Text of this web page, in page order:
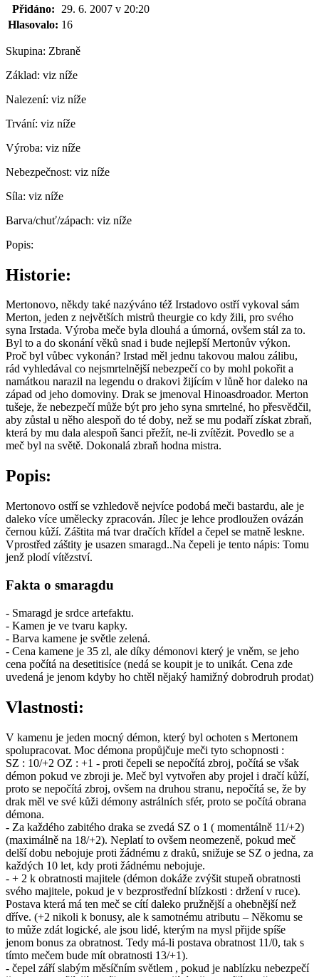
Přidáno:
29. 6. 2007 v 20:20
Hlasovalo: 16
Skupina: Zbraně
Základ: viz níže
Nalezení: viz níže
Trvání: viz níže
Výroba: viz níže
Nebezpečnost: viz níže
Síla: viz níže
Barva/chuť/zápach: viz níže
Popis:
Historie:
Mertonovo, někdy také nazýváno též Irstadovo ostří vykoval sám
Merton, jeden z největších mistrů theurgie co kdy žili, pro svého
syna Irstada. Výroba meče byla dlouhá a úmorná, ovšem stál za to.
Byl to a do skonání věků snad i bude nejlepší Mertonův výkon.
Proč byl vůbec vykonán? Irstad měl jednu takovou malou zálibu,
rád vyhledával co nejsmrtelnější nebezpečí co by mohl pokořit a
namátkou narazil na legendu o drakovi žijícím v lůně hor daleko na
západ od jeho domoviny. Drak se jmenoval Hinoasdroador. Merton
tušeje, že nebezpečí může být pro jeho syna smrtelné, ho přesvědčil,
aby zůstal u něho alespoň do té doby, než se mu podaří získat zbraň,
která by mu dala alespoň šanci přežít, ne-li zvítězit. Povedlo se a
meč byl na světě. Dokonalá zbraň hodna mistra.
Popis:
Mertonovo ostří se vzhledově nejvíce podobá meči bastardu, ale je
daleko více umělecky zpracován. Jílec je lehce prodloužen ovázán
černou kůží. Záštita má tvar dračích křídel a čepel se matně leskne.
Vprostřed záštity je usazen smaragd..Na čepeli je tento nápis: Tomu
jenž plodí vítězství.
Fakta o smaragdu
- Smaragd je srdce artefaktu.
- Kamen je ve tvaru kapky.
- Barva kamene je světle zelená.
- Cena kamene je 35 zl, ale díky démonovi který je vněm, se jeho
cena počítá na desetitisíce (nedá se koupit je to unikát. Cena zde
uvedená je jenom kdyby ho chtěl nějaký hamižný dobrodruh prodat)
Vlastnosti:
V kamenu je jeden mocný démon, který byl ochoten s Mertonem
spolupracovat. Moc démona propůjčuje meči tyto schopnosti :
SZ : 10/+2 OZ : +1 - proti čepeli se nepočítá zbroj, počítá se však
démon pokud ve zbroji je. Meč byl vytvořen aby projel i dračí kůží,
proto se nepočítá zbroj, ovšem na druhou stranu, nepočítá se, že by
drak měl ve své kůži démony astrálních sfér, proto se počítá obrana
démona.
- Za každého zabitého draka se zvedá SZ o 1 ( momentálně 11/+2)
(maximálně na 18/+2). Neplatí to ovšem neomezeně, pokud meč
delší dobu nebojuje proti žádnému z draků, snižuje se SZ o jedna, za
každých 10 let, kdy proti žádnému nebojuje.
- + 2 k obratnosti majitele (démon dokáže zvýšit stupeň obratnosti
svého majitele, pokud je v bezprostřední blízkosti : držení v ruce).
Postava která má ten meč se cítí daleko pružnější a ohebnější než
dříve. (+2 nikoli k bonusy, ale k samotnému atributu – Někomu se
to může zdát logické, ale jsou lidé, kterým na mysl přijde spíše
jenom bonus za obratnost. Tedy má-li postava obratnost 11/0, tak s
tímto mečem bude mít obratnosti 13/+1).
- čepel září slabým měsíčním světlem , pokud je nablízku nebezpečí